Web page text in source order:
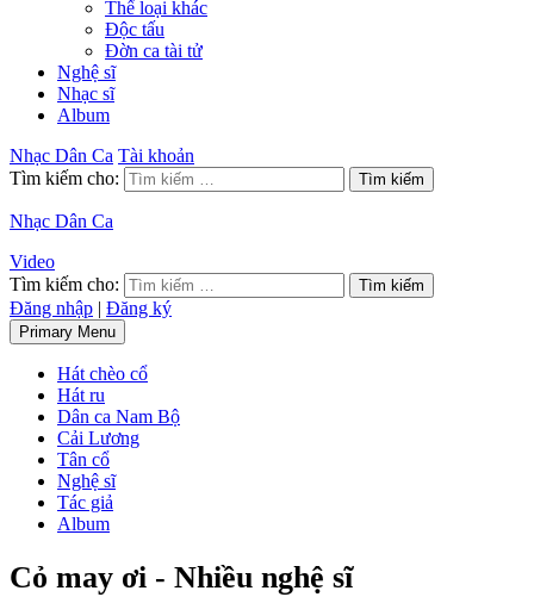
Thể loại khác
Độc tấu
Đờn ca tài tử
Nghệ sĩ
Nhạc sĩ
Album
Nhạc Dân Ca Tài khoản
Tìm kiếm cho:
Nhạc Dân Ca
Video
Tìm kiếm cho:
Đăng nhập | Đăng ký
Primary Menu
Hát chèo cổ
Hát ru
Dân ca Nam Bộ
Cải Lương
Tân cổ
Nghệ sĩ
Tác giả
Album
Cỏ may ơi - Nhiều nghệ sĩ